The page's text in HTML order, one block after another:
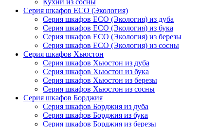
Кухни из сосны
Серия шкафов ECO (Экология)
Серия шкафов ECO (Экология) из дуба
Серия шкафов ECO (Экология) из бука
Серия шкафов ECO (Экология) из березы
Серия шкафов ECO (Экология) из сосны
Серия шкафов Хьюстон
Серия шкафов Хьюстон из дуба
Серия шкафов Хьюстон из бука
Серия шкафов Хьюстон из березы
Серия шкафов Хьюстон из сосны
Серия шкафов Борджия
Серия шкафов Борджия из дуба
Серия шкафов Борджия из бука
Серия шкафов Борджия из березы